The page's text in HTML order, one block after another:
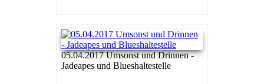
05.04.2017 Umsonst und Drinnen -
Jadeapes und Blueshaltestelle